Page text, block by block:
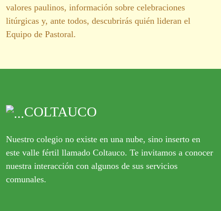
valores paulinos, información sobre celebraciones
litúrgicas y, ante todos, descubrirás quién lideran el
Equipo de Pastoral.
COLTAUCO
Nuestro colegio no existe en una nube, sino inserto en
este valle fértil llamado Coltauco. Te invitamos a conocer
nuestra interacción con algunos de sus servicios
comunales.